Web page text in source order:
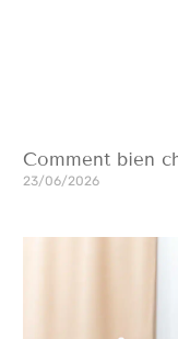
Comment bien
23/06/2026